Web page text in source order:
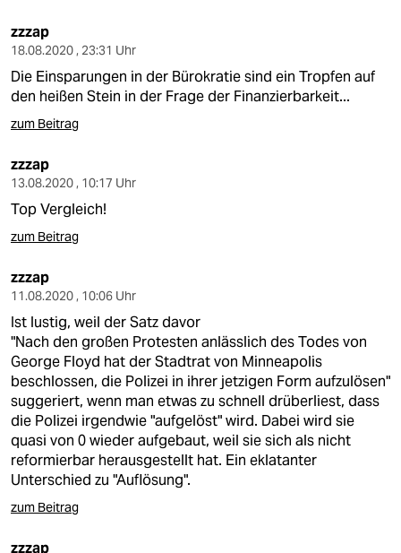
zzzap
18.08.2020 , 23:31 Uhr
Die Einsparungen in der Bürokratie sind ein Tropfen auf
den heißen Stein in der Frage der Finanzierbarkeit...
zum Beitrag
zzzap
13.08.2020 , 10:17 Uhr
Top Vergleich!
zum Beitrag
zzzap
11.08.2020 , 10:06 Uhr
Ist lustig, weil der Satz davor
"Nach den großen Protesten anlässlich des Todes von
George Floyd hat der Stadtrat von Minneapolis
beschlossen, die Polizei in ihrer jetzigen Form aufzulösen"
suggeriert, wenn man etwas zu schnell drüberliest, dass
die Polizei irgendwie "aufgelöst" wird. Dabei wird sie
quasi von 0 wieder aufgebaut, weil sie sich als nicht
reformierbar herausgestellt hat. Ein eklatanter
Unterschied zu "Auflösung".
zum Beitrag
zzzap